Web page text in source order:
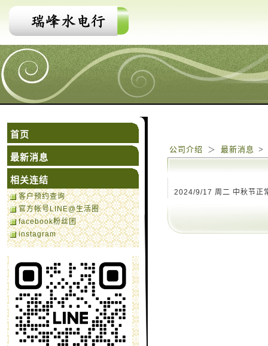
公司介绍 ＞ 最新消息 >
2024/9/17 周二 中秋节正
首页
最新消息
相关连结
客户预约查询
官方帐号LINE@生活圈
facebook粉丝团
instagram